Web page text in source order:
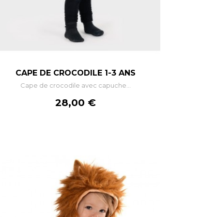
CAPE DE CROCODILE 1-3 ANS
Cape de crocodile avec capuche...
Prix
28,00 €
– +